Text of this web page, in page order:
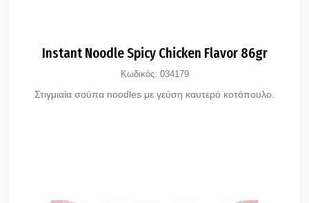
Instant Noodle Spicy Chicken Flavor 86gr
Κωδικός: 034179
Στιγμιαία σούπα noodles με γεύση καυτερό κοτόπουλο.